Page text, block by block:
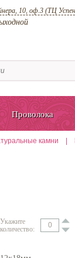
10, оф.3 (ТЦ
Проволока
камни
Укажите
количество: